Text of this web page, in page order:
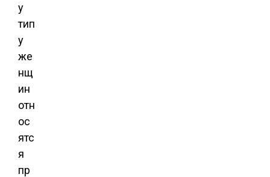
у
тип
у
же
нщ
ин
отн
ос
ятс
я
пр